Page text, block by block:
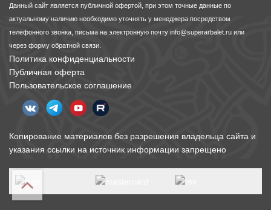
Данный сайт является публичной офертой, при этом точные данные по
актуальному наличию необходимо уточнять у менеджера посредством
телефонного звонка, письма на электронную почту info@superarbalet.ru или
через форму обратной связи.
Политика конфиденциальности
Публичная оферта
Пользовательское соглашение
Копирование материалов без разрешения владельца сайта и
указания ссылки на источник информации запрещено